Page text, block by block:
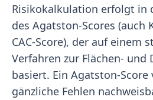
Risikokalkulation erfolgt in
des Agatston-Scores (auch
CAC-Score), der auf einem
Verfahren zur Flächen- und
basiert. Ein Agatston-Score
gänzliche Fehlen